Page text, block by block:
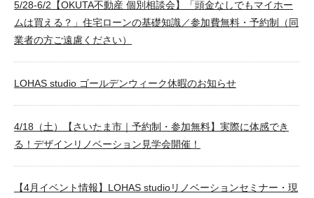
5/28-6/2【OKUTA不動産 個別相談会】「頭金なしでもマイホー
ムは買える？」住宅ローンの基礎知識／参加費無料・予約制（同
業者の方ご遠慮ください）
LOHAS studio ゴールデンウィーク休暇のお知らせ
4/18（土）【さいたま市｜予約制・参加無料】実際に体感でき
る！デザインリノベーション見学会開催！
【4月イベント情報】LOHAS studioリノベーションセミナー・現